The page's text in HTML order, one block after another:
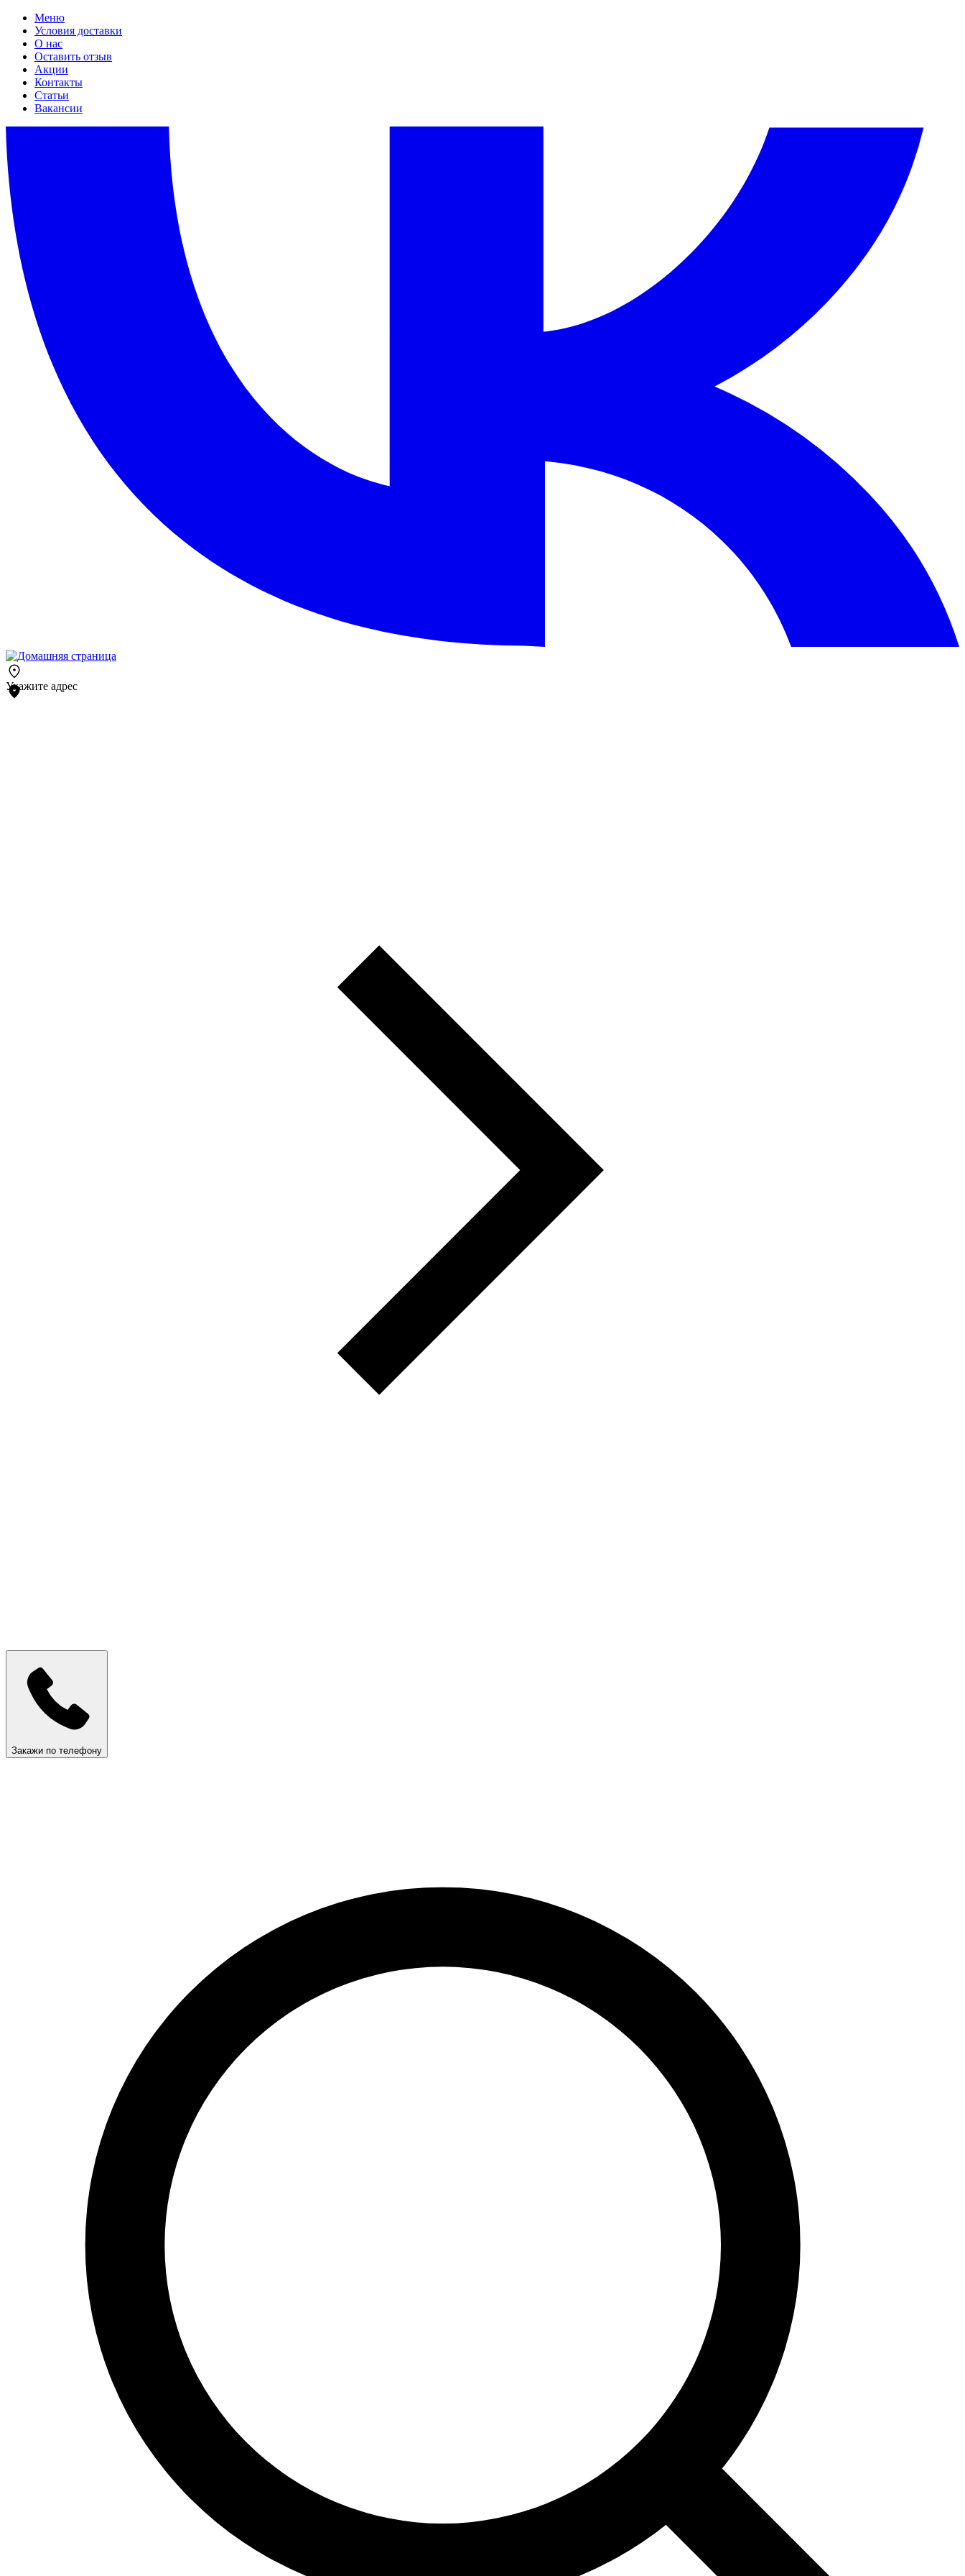
Меню
Условия доставки
О нас
Оставить отзыв
Акции
Контакты
Статьи
Вакансии
Укажите адрес
Закажи по телефону